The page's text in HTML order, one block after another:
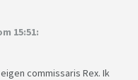
15:51:
commissaris Rex. Ik